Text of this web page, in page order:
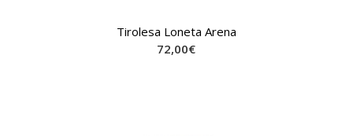
Tirolesa Loneta Arena
72,00€